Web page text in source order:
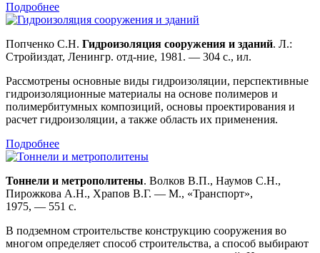
Подробнее
Попченко С.Н. Гидроизоляция сооружения и зданий. Л.:
Стройиздат, Ленингр. отд-ние, 1981. — 304 с., ил.
Рассмотрены основные виды гидроизоляции, перспективные
гидроизоляционные материалы на основе полимеров и
полимербитумных композиций, основы проектирования и
расчет гидроизоляции, а также область их применения.
Подробнее
Тоннели и метрополитены. Волков В.П., Наумов С.Н.,
Пирожкова А.Н., Храпов В.Г. — М., «Транспорт»,
1975, — 551 с.
В подземном строительстве конструкцию сооружения во
многом определяет способ строительства, а способ выбирают